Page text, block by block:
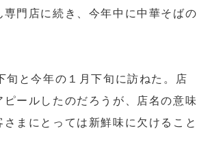
門店に続き、今年中に中華そばの
と今年の１月下旬に訪ねた。店
ールしたのだろうが、店名の意味
まにとっては新鮮味に欠けること